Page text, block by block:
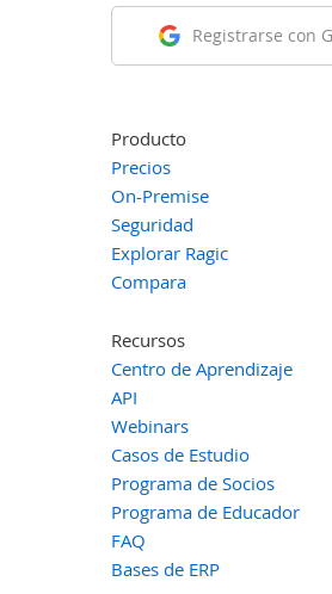
Registrarse con
Producto
Precios
On-Premise
Seguridad
Explorar Ragic
Compara
Recursos
Centro de Aprendizaje
API
Webinars
Casos de Estudio
Programa de Socios
Programa de Educador
FAQ
Bases de ERP